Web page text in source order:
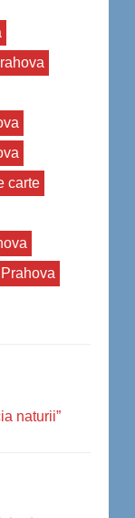
carte
naturii”